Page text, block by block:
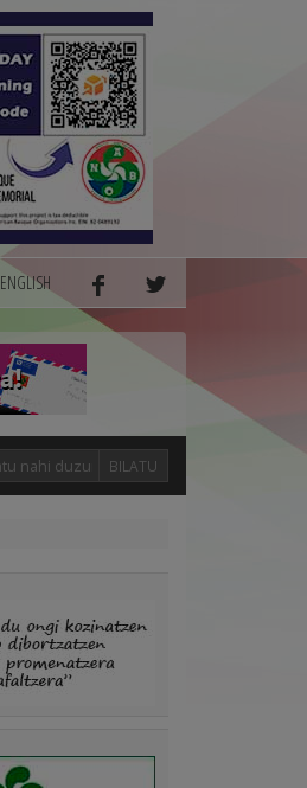
ENGLISH
BILATU